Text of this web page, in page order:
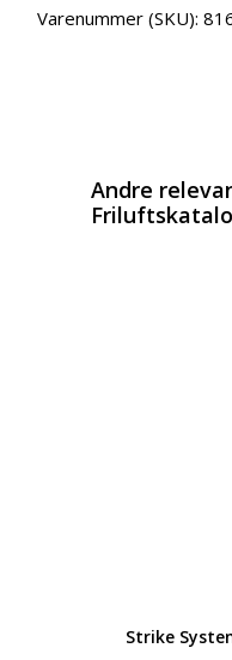
Varenummer (SKU):
Andre
Strike